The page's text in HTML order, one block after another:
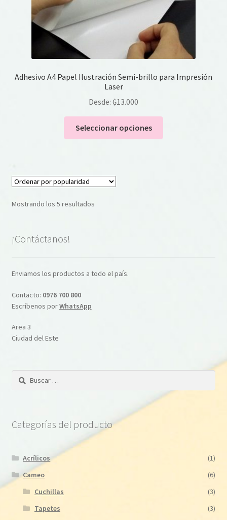
de
producto
Adhesivo A4 Papel Ilustración Semi-brillo para Impresión
Laser
Desde: ₲13.000
Seleccionar opciones
Mostrando los 5 resultadosOrdenado
¡Contáctanos!
Enviamos los productos a todo el país.
Contacto: 0976 700 800
Escríbenos porWhatsApp
Area 3
Ciudad del Este
Buscar:
Categorías del producto
Acrílicos
(1)
Cameo
(6)
Cuchillas
(3)
Tapetes
(3)